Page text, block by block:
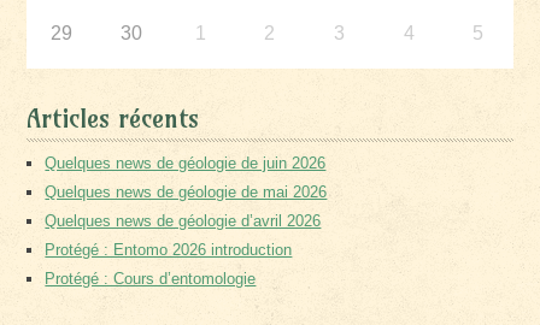
29 30 1 2 3 4 5
Articles récents
Quelques news de géologie de juin 2026
Quelques news de géologie de mai 2026
Quelques news de géologie d’avril 2026
Protégé : Entomo 2026 introduction
Protégé : Cours d’entomologie